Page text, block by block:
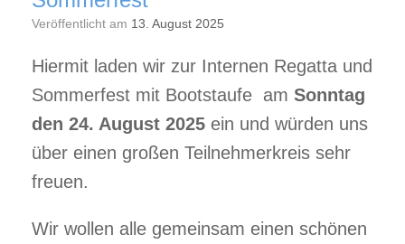
Veröffentlicht am 13. August 2025
Hiermit laden wir zur Internen Regatta und
Sommerfest mit Bootstaufe am Sonntag
den 24. August 2025 ein und würden uns
über einen großen Teilnehmerkreis sehr
freuen.
Wir wollen alle gemeinsam einen schönen